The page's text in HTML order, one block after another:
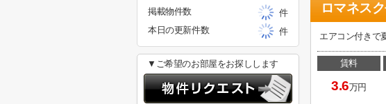
ロマネス
エアコン付きで
賃料
3.6万円
掲載物件数
件
本日の更新件数
件
▼ご希望のお部屋をお探しします